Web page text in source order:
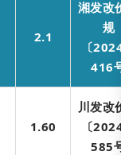
2.1
湘发改
规
〔
416
1.60
川发改
〔
585